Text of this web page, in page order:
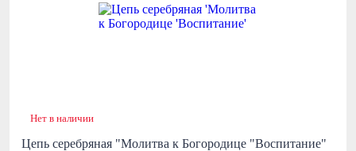
Нет в наличии
Цепь серебряная "Молитва к Богородице "Воспитание"